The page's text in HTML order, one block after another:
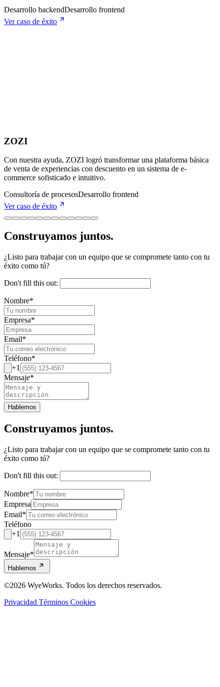
Desarrollo backendDesarrollo frontend
Ver caso de éxito
ZOZI
Con nuestra ayuda, ZOZI logró transformar una plataforma básica
de venta de experiencias con descuento en un sistema de e-
commerce sofisticado e intuitivo.
Consultoría de procesosDesarrollo frontend
Ver caso de éxito
Construyamos juntos.
¿Listo para trabajar con un equipo que se compromete tanto con tu
éxito como tú?
Don't fill this out:
Nombre*
Empresa*
Email*
Teléfono*
+1
Mensaje*
Hablemos
Construyamos juntos.
¿Listo para trabajar con un equipo que se compromete tanto con tu
éxito como tú?
Don't fill this out:
Nombre*
Empresa
Email*
Teléfono
+1
Mensaje*
Hablemos
©2026 WyeWorks. Todos los derechos reservados.
Privacidad Términos Cookies